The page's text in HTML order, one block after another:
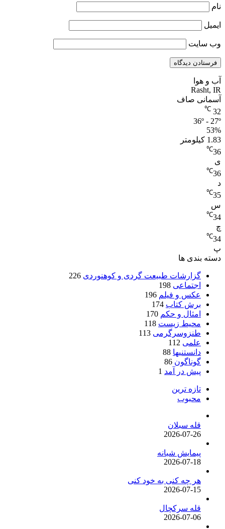
نام
ایمیل
وب‌ سایت
آب و هوا
Rasht, IR
آسمانی صاف
32
℃
36º - 27º
53%
1.83 کیلومتر
36
℃
ی
36
℃
د
35
℃
س
34
℃
چ
34
℃
پ
دسته بندی ها
گزارشات طبیعت گردی و کوهنوردی 226
اجتماعی 198
عکس و فیلم 196
برش کتاب 174
امثال و حکم 170
محیط زیست 118
طنزوسرگرمی 113
علمی 112
دانستنیها 88
گوناگون 86
پیش در آمد 1
تازه ترین
محبوب
قله سبلان
2026-07-26
پیمایش شبانه
2026-07-18
هر چه کنی به خود کنی
2026-07-15
قله سرکچال
2026-07-06